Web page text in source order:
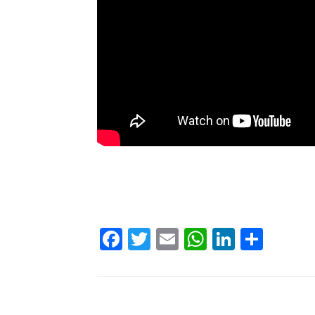
Facebook
Twitter
EmailWhatsApp
LinkedIn